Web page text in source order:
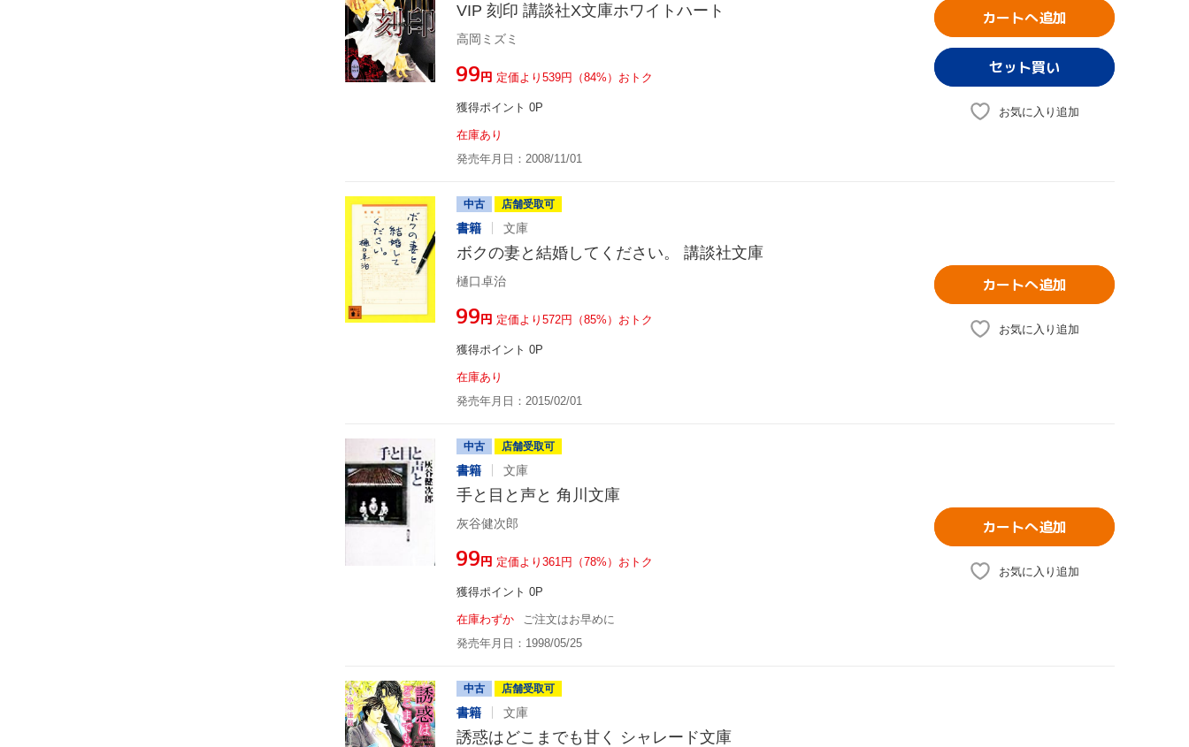
VIP 刻印 講談社X文庫ホワイトハート
高岡ミズミ
¥99円 定価より539円（84%）おトク
獲得ポイント 0P
在庫あり
発売年月日：2008/11/01
カートへ追加
お気に入り追加
中古 店舗受取可
書籍 文庫
ボクの妻と結婚してください。 講談社文庫
樋口卓治
¥99円 定価より572円（85%）おトク
獲得ポイント 0P
在庫あり
発売年月日：2015/02/01
カートへ追加
お気に入り追加
中古 店舗受取可
書籍 文庫
手と目と声と 角川文庫
灰谷健次郎
¥99円 定価より361円（78%）おトク
獲得ポイント 0P
在庫わずか
ご注文はお早めに
発売年月日：1998/05/25
カートへ追加
お気に入り追加
中古 店舗受取可
書籍 文庫
誘惑はどこまでも甘く シャレード文庫